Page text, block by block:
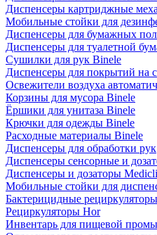
Диспенсеры картриджные
Мобильные стойки для
Диспенсеры для бумажных
Диспенсеры для туалетной
Сушилки для рук Binele
Диспенсеры для покрытий на
Освежители воздуха
Корзины для мусора Binele
Ёршики для унитаза Binele
Крючки для одежды Binele
Расходные материалы Binele
Диспенсеры для обработки рук
Диспенсеры сенсорные и
Диспенсеры и дозаторы
Мобильные стойки для
Бактерицидные рециркуляторы
Рециркуляторы Hor
Инвентарь для пищевой